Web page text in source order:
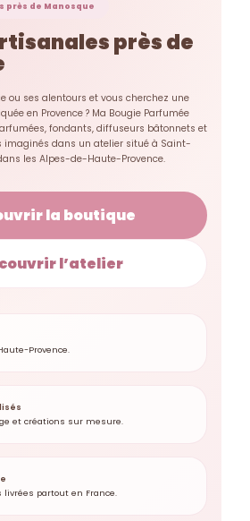
près de Manosque
près de
ou ses alentours et vous cherchez une
en Provence ? Ma Bougie Parfumée
fondants, diffuseurs bâtonnets et
imaginés dans un atelier situé à Saint-
les Alpes-de-Haute-Provence.
la boutique
l’atelier
Provence.
et créations sur mesure.
livrées partout en France.